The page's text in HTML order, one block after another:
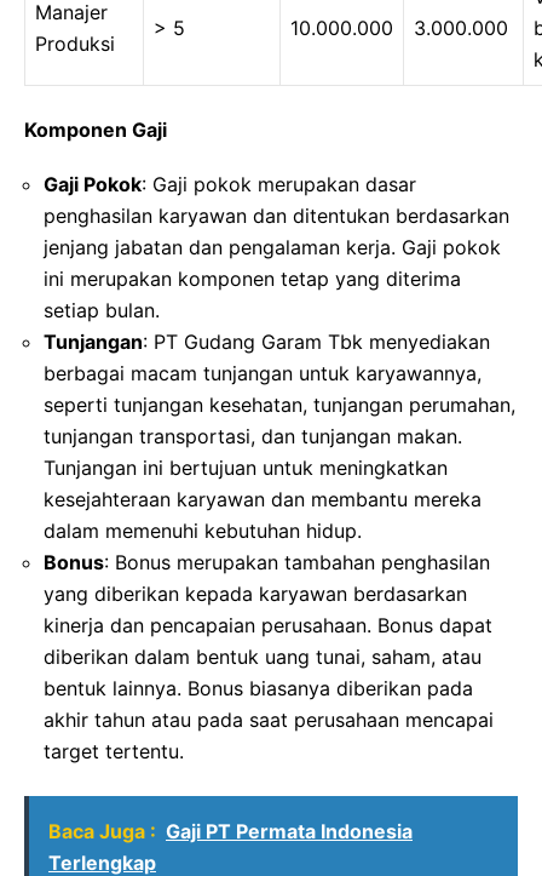
Manajer
Produksi
> 5 10.000.000 3.000.000
Komponen Gaji
Gaji Pokok: Gaji pokok merupakan dasar
penghasilan karyawan dan ditentukan berdasarkan
jenjang jabatan dan pengalaman kerja. Gaji pokok
ini merupakan komponen tetap yang diterima
setiap bulan.
Tunjangan: PT Gudang Garam Tbk menyediakan
berbagai macam tunjangan untuk karyawannya,
seperti tunjangan kesehatan, tunjangan perumahan,
tunjangan transportasi, dan tunjangan makan.
Tunjangan ini bertujuan untuk meningkatkan
kesejahteraan karyawan dan membantu mereka
dalam memenuhi kebutuhan hidup.
Bonus: Bonus merupakan tambahan penghasilan
yang diberikan kepada karyawan berdasarkan
kinerja dan pencapaian perusahaan. Bonus dapat
diberikan dalam bentuk uang tunai, saham, atau
bentuk lainnya. Bonus biasanya diberikan pada
akhir tahun atau pada saat perusahaan mencapai
target tertentu.
Baca Juga : Gaji PT Permata Indonesia
Terlengkap